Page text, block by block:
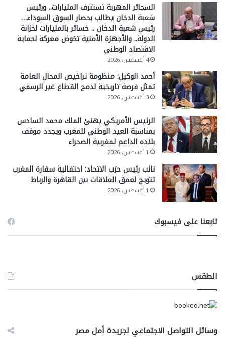
السجائر المهربة تستنزف المليارات.. ورئيس
شعبة الدخان يطالب بحصار السوق السوداء…
رئيس شعبة الدخان .. خسائر بالمليارات لخزانة
الدولة.. والأجهزة الأمنية تخوض معركة لحماية
الاقتصاد الوطني
4 أغسطس، 2026
أحمد الوكيل: منظومة تراخيص المحال العامة
تمثل فرصة تاريخية لدمج القطاع غير الرسمي
3 أغسطس، 2026
الرئيس الأمريكي يهنئ الملك محمد السادس
بمناسبة العيد الوطني للمغرب ويجدد موقف
بلاده الداعم لمغربية الصحراء
1 أغسطس، 2026
نائب رئيس حزب الاتحاد: احتفالية سفارة المغرب
تتويج لعمق العلاقات بين القاهرة والرباط
1 أغسطس، 2026
تابعنا على فيسبوك
الطقس
وسائل التواصل الاجتماعي لجريدة أمل مصر